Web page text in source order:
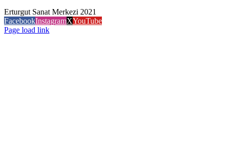
Erturgut Sanat Merkezi 2021
FacebookInstagramXYouTube
Page load link